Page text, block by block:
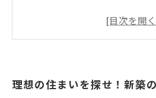
最新技術とエコ素材で快適
夢のマイホーム実現に向け
理想の住まいを探せ！新築